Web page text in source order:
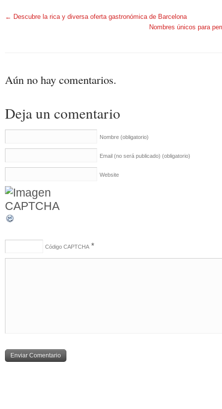
← Descubre la rica y diversa oferta gastronómica de Barcelona
Nombres únicos para
Aún no hay comentarios.
Deja un comentario
Nombre (obligatorio)
Email (no será publicado) (obligatorio)
Website
Código CAPTCHA *